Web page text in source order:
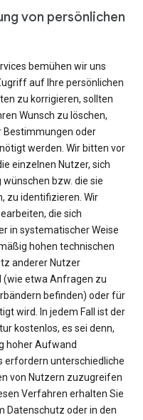
von persönlichen
bemühen wir uns
auf Ihre persönlichen
zu korrigieren, sollten
Wunsch zu löschen,
Bestimmungen oder
werden. Wir bitten vor
einzelnen Nutzer, sich
bzw. die sie
zu identifizieren. Wir
die sich
in systematischer Weise
hohen technischen
anderer Nutzer
(wie etwa Anfragen zu
befinden) oder für
wird. In jedem Fall ist der
kostenlos, es sei denn,
hoher Aufwand
erfordern unterschiedliche
von Nutzern zuzugreifen
Verfahren erhalten Sie
Datenschutz oder in den